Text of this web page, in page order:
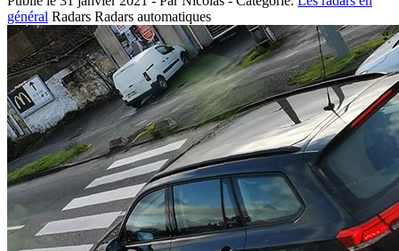
général Radars Radars automatiques